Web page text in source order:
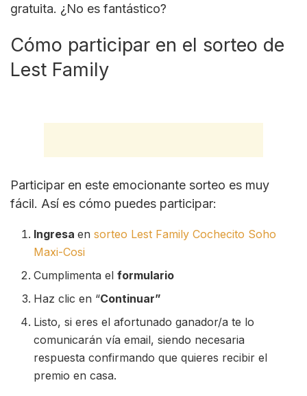
gratuita. ¿No es fantástico?
Cómo participar en el sorteo de
Lest Family
Participar en este emocionante sorteo es muy
fácil. Así es cómo puedes participar:
Ingresaensorteo Lest Family Cochecito Soho
Maxi-Cosi
Cumplimenta elformulario
Haz clic en “Continuar”
Listo, si eres el afortunado ganador/a te lo
comunicarán vía email, siendo necesaria
respuesta confirmando que quieres recibir el
premio en casa.